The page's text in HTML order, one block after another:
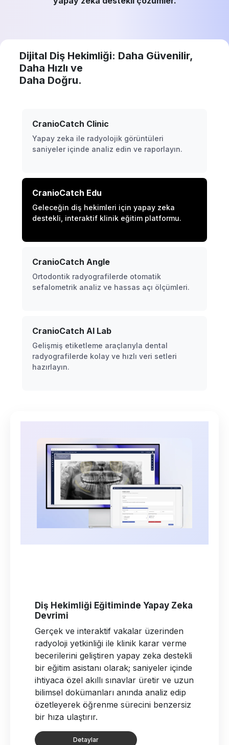
Dijital Diş Hekimliği: Daha Güvenilir,
Daha Hızlı ve
Daha Doğru.
CranioCatch Clinic
Yapay zeka ile radyolojik görüntüleri
saniyeler içinde analiz edin ve raporlayın.
CranioCatch Edu
Geleceğin diş hekimleri için yapay zeka
destekli, interaktif klinik eğitim platformu.
CranioCatch Angle
Ortodontik radyografilerde otomatik
sefalometrik analiz ve hassas açı ölçümleri.
CranioCatch AI Lab
Gelişmiş etiketleme araçlarıyla dental
radyografilerde kolay ve hızlı veri setleri
hazırlayın.
Diş Hekimliği Eğitiminde Yapay Zeka
Devrimi
Gerçek ve interaktif vakalar üzerinden
radyoloji yetkinliği ile klinik karar verme
becerilerini geliştiren yapay zeka destekli
bir eğitim asistanı olarak; saniyeler içinde
ihtiyaca özel akıllı sınavlar üretir ve uzun
bilimsel dokümanları anında analiz edip
özetleyerek öğrenme sürecini benzersiz
bir hıza ulaştırır.
Detaylar